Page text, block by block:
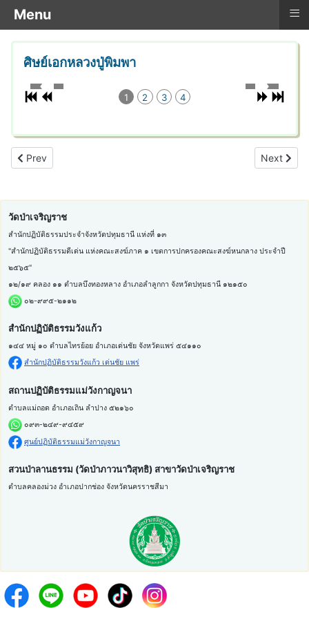
Menu ≡
ศิษย์เอกหลวงปู่พิมพา
1 2 3 4
Previous article: สยบเสือลายพาดกลอน
Prev Next
Next
วัดป่าเจริญราช
สำนักปฏิบัติธรรมประจำจังหวัดปทุมธานี แห่งที่ ๑๓
"สำนักปฏิบัติธรรมดีเด่น แห่งคณะสงฆ์ภาค ๑ เขตการปกครองคณะสงฆ์หนกลาง ประจำปี
๒๕๖๕"
๑๒/๑๙ คลอง ๑๑ ตำบลบึงทองหลาง อำเภอลำลูกกา จังหวัดปทุมธานี ๑๒๑๕๐
๐๒-๙๙๕-๒๑๑๒
สำนักปฏิบัติธรรมวังแก้ว
๑๔๔ หมู่ ๑๐ ตำบลไทรย้อย อำเภอเด่นชัย จังหวัดแพร่ ๕๔๑๑๐
สำนักปฏิบัติธรรมวังแก้ว เด่นชัย แพร่
สถานปฏิบัติธรรมแม่วังกาญจนา
ตำบลแม่ถอด อำเภอเถิน ลำปาง ๕๒๑๖๐
๐๙๓-๒๔๙-๙๔๕๙
ศูนย์ปฏิบัติธรรมแม่วังกาญจนา
สวนป่าลานธรรม (วัดป่าภาวนาวิสุทธิ) สาขาวัดป่าเจริญราช
ตำบลคลองม่วง อำเภอปากช่อง จังหวัดนครราชสีมา